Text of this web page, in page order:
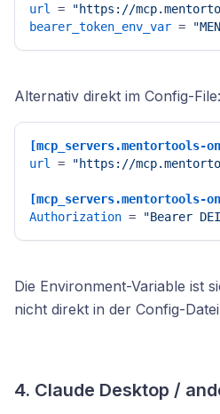
url
=
"https://
bearer_token_env_var =
Alternativ direkt im Config-File:
[mcp_servers.mentortools-
url
= "https://
[mcp_servers.mentortools-
Authorization = "Bearer
Die Environment-Variable ist
nicht direkt in der Config-
4. Claude Desktop /